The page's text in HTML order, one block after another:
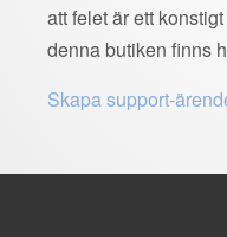
att felet är ett
denna butiken finns
Skapa support-